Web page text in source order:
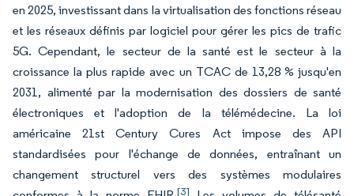
en 2025, investissant dans la virtualisation des fonctions réseau
et les réseaux définis par logiciel pour gérer les pics de trafic
5G. Cependant, le secteur de la santé est le secteur à la
croissance la plus rapide avec un TCAC de 13,28 % jusqu'en
2031, alimenté par la modernisation des dossiers de santé
électroniques et l'adoption de la télémédecine. La loi
américaine 21st Century Cures Act impose des API
standardisées pour l'échange de données, entraînant un
changement structurel vers des systèmes modulaires
[3]